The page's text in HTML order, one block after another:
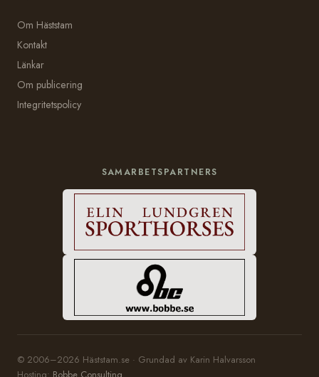
Om Häststam
Kontakt
Länkar
Om publicering
Integritetspolicy
SAMARBETSPARTNERS
© 2006–2026 Häststam.se · Grundad av Karin Halvarsson